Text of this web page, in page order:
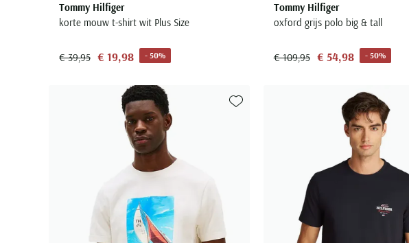
Tommy Hilfiger
korte mouw t-shirt wit Plus Size
€ 39,95 € 19,98 - 50%
Tommy Hilfiger
oxford grijs polo big & tall
€ 109,95 € 54,98 - 50%